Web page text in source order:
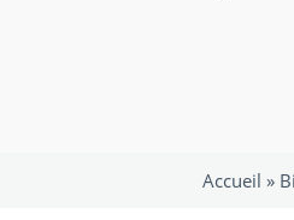
Accueil »